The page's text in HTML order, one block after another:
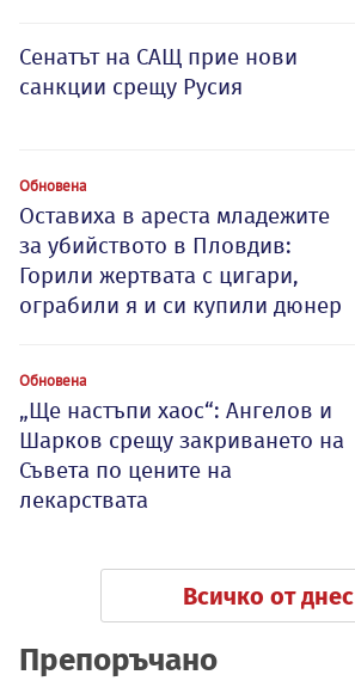
Сенатът на САЩ прие нови
санкции срещу Русия
Обновена
Оставиха в ареста младежите
за убийството в Пловдив:
Горили жертвата с цигари,
ограбили я и си купили дюнер
Обновена
„Ще настъпи хаос“: Ангелов и
Шарков срещу закриването на
Съвета по цените на
лекарствата
Всичко от днес
Препоръчано